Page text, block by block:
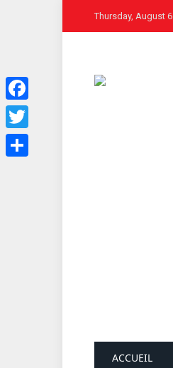
Thursday, August 6
ACCUEIL
Facebook
Twitter